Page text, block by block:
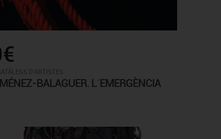
BALAGUER. L´EMERGÈNCIA